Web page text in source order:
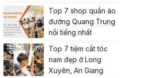
Top 7 shop quần áo
đường Quang Trung
nổi tiếng nhất
Top 7 tiệm cắt tóc
nam đẹp ở Long
Xuyên, An Giang